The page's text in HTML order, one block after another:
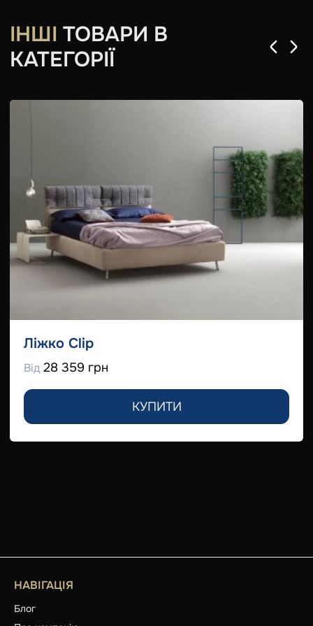
ІНШІ ТОВАРИ В
КАТЕГОРІЇ
Ліжко Clip
Від 28 359 грн
КУПИТИ
НАВІГАЦІЯ
Блог